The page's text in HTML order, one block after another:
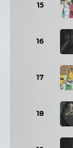
15
16
17
18